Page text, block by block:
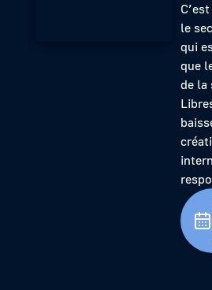
le
qui
que
de la